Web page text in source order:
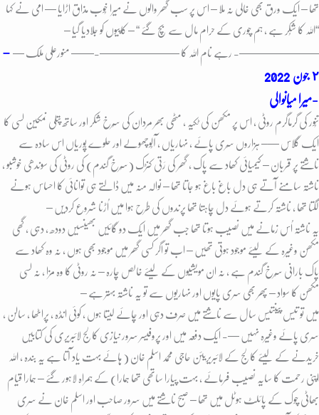
تھا – ایک ورق بھی خالی نہ ملا – اس پر سب گھر والوں نے میرا خُوب مذاق اڑایا — امی نے کہا
“اللہ کا شُکر ہے ، ہم چوری کے حرام مال سے بچ گئے “ – کاپیوں کو جلادیا گیا –
———————- رہے نام اللہ کا ———————-—— منورعلی ملک — –
٢ جون 2022
میرا میانوالی-
تنُور کی گرماگرم روٹی ، اس پر مکھن کی ٹکیہ ، مٹھی بھر مردان کی سُرخ شکر اور ساتھ پتلی نمکین لسی کا
ایک گلاس —– ہزاروں سِری پائے ، نہاریاں ، آلُوچھولے اور حلوے پُوریاں اس سادہ سے
ناشتے پر قربان – کیمیائی کھاد سے پاک ، گھر کی رَتی کنڑک (سُرخ گندم) کی روٹی کی سوندھی خوشبو ،
ناشتہ سامنے آتے ہی دل باغ باغ ہو جاتا تھا – نوالہ منہ میں ڈالتے ہی توانائی کا احساس ہونے
لگتا تھا ، ناشتہ کرتے ہوئے دل چاہتا تھا پرندوں کی طرح ہوا میں اُڑنا شروع کردیں –
یہ ناشتہ اُس زمانے میں نصیب ہوتا تھا جب گھر میں ایک دو گائیں بھینسیں دودھ ، دہی ، گھی
مکھن وغیرہ کے لیئے موجود ہوتی تھیں – اب تو اگر کسی گھر میں موجود بھی ہوں ، نہ وہ کھاد سے
پاک بارانی سُرخ گندم ہے ، نہ ان مویشیوں کے لیئے خالص چارہ – نہ روٹی کا وہ مزا ، نہ لسی
مکھن کا سواد – پھر بھی سری پایوں اور نہاریوں سے تو یہ ناشتہ بہتر ہے –
میں تو تیس پینتیس سال سے ناشتے میں صرف دہی اور چائے لیتا ہوں ، کوئی انڈہ ، پراٹھا ، سالن ،
سری پائے وغیرہ نہیں —- ایک دفعہ میں اور پروفیسر سرور نیازی کالج لائبریری کی کتابیں
خریدنے کے لیئے کالج کے لائبریریئن حاجی محمد اسلم خان ( ہائے بہت یاد آتا ہے یہ بندہ ، اللہ
اپنی رحمت کا سایہ نصیب فرمائے , بہت پیارا ساتھی تھا ہمارا) کے ہمراہ لاہور گئے – ہمارا قیام
بھاٹی چوک کے پائلٹ ہوٹل میں تھا – صبح ناشتے میں سرور صاحب اور اسلم خان نے سری